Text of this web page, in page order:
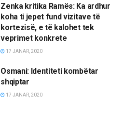
Zenka kritika Ramës: Ka ardhur
koha ti jepet fund vizitave të
kortezisë, e të kalohet tek
veprimet konkrete
17 JANAR, 2020
Osmani: Identiteti kombëtar
shqiptar
17 JANAR, 2020